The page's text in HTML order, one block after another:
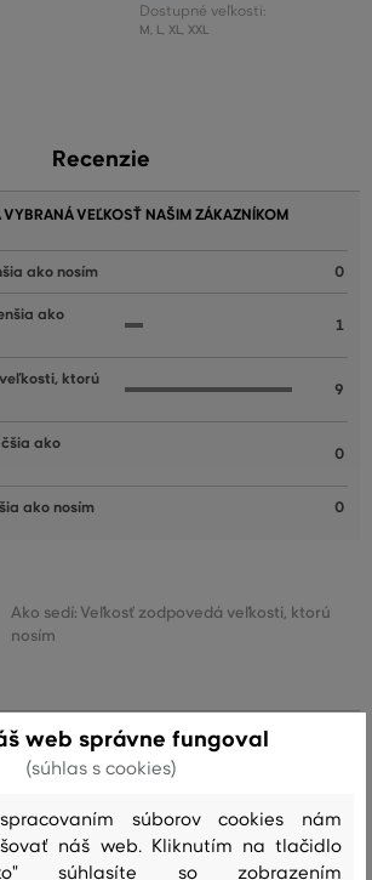
Dostupné veľkosti:
M, L, XL, XXL
Recenzie
VYBRANÁ VEĽKOSŤ NAŠIM ZÁKAZNÍKOM
ako nosím 0
ako
1
ktorú
9
ako
0
ako nosím 0
Ako sedí: Veľkosť zodpovedá veľkosti, ktorú
nosím
Ako sedí: Veľkosť zodpovedá veľkosti, ktorú
nosím
web správne fungoval
(súhlas s cookies)
súborov cookies nám
náš web. Kliknutím na tlačidlo
súhlasíte so zobrazením